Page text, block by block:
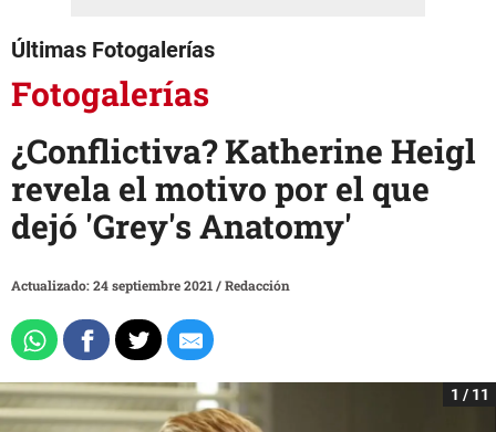
Últimas Fotogalerías
Fotogalerías
¿Conflictiva? Katherine Heigl
revela el motivo por el que
dejó 'Grey's Anatomy'
Actualizado: 24 septiembre 2021 /Redacción
1 / 11